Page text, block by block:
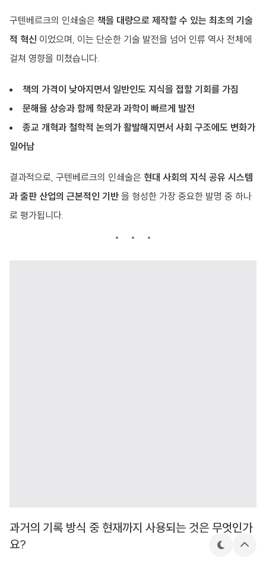
구텐베르크의 인쇄술은 책을 대량으로 제작할 수 있는 최초의 기술
적 혁신 이었으며, 이는 단순한 기술 발전을 넘어 인류 역사 전체에
걸쳐 영향을 미쳤습니다.
책의 가격이 낮아지면서 일반인도 지식을 접할 기회를 가짐
문해율 상승과 함께 학문과 과학이 빠르게 발전
종교 개혁과 철학적 논의가 활발해지면서 사회 구조에도 변화가
일어남
결과적으로, 구텐베르크의 인쇄술은 현대 사회의 지식 공유 시스템
과 출판 산업의 근본적인 기반 을 형성한 가장 중요한 발명 중 하나
로 평가됩니다.
과거의 기록 방식 중 현재까지 사용되는 것은 무엇인가
요?
테
상